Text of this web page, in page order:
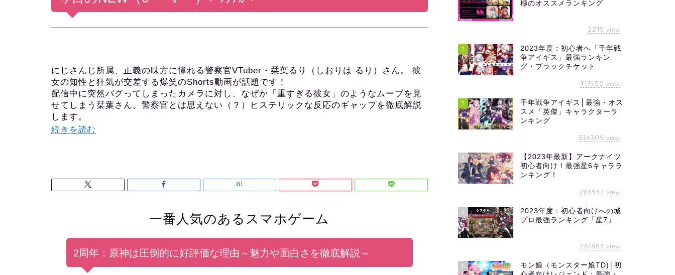
にじさんじ所属、正義の味方に憧れる警察官VTuber・栞葉るり（しおりは るり）さん。 彼
女の知性と狂気が交差する爆笑のShorts動画が話題です！
配信中に突然バグってしまったカメラに対し、なぜか「重すぎる彼女」のようなムーブを見
せてしまう栞葉さん。警察官とは思えない（？）ヒステリックな反応のギャップを徹底解説
します。
続きを読む
一番人気のあるスマホゲーム
2周年：原神は圧倒的に好評価な理由～魅力や面白さを徹底解説～
極のオススメランキング
2215 view
2
2023年度：初心者へ「千年戦
争アイギス」最強ランキン
グ・ブラックチケット
417450 view
3
千年戦争アイギス│最強・オス
スメ「英傑」キャラクターラ
ンキング
334309 view
4
【2023年最新】アークナイツ
初心者向け！最強星6キャララ
ンキング！
263937 view
5
2023年度：初心者向けへの城
プロ最強ランキング「星7」
261853 view
6
モン娘（モンスター娘TD)│初